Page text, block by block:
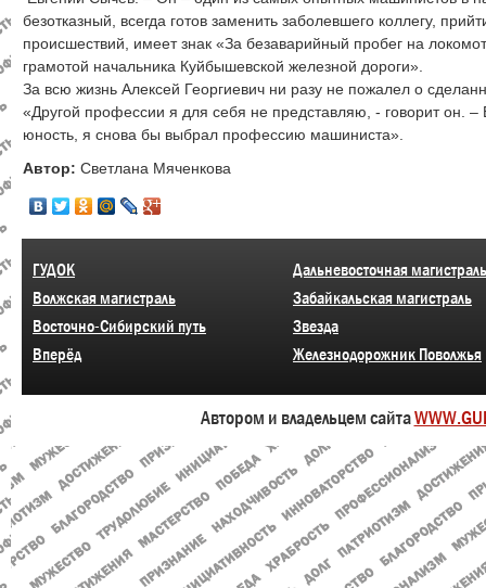
безотказный, всегда готов заменить заболевшего коллегу,
происшествий, имеет знак «За безаварийный пробег на
грамотой начальника Куйбышевской железной дороги».
За всю жизнь Алексей Георгиевич ни разу не пожалел о
«Другой профессии я для себя не представляю, - говорит он.
юность, я снова бы выбрал профессию машиниста».
Автор: Светлана Мяченкова
ГУДОК
Волжская магистраль
Восточно-Сибирский путь
Вперёд
Дальневосточная магистраль
Забайкальская магистраль
Звезда
Железнодорожник Поволжья
Автором и владельцем сайта